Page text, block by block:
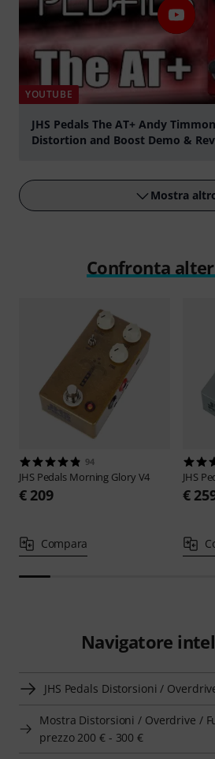
YOUTUBE
JHS Pedals The AT+ Andy
Distortion and Boost Demo &
Mostra
Confronta
94
JHS Pedals Morning Glory V4
€ 209
Compara
JHS
€
Navigatore
JHS Pedals Distorsioni /
Mostra Distorsioni / Overdrive /
prezzo 200 € - 300 €